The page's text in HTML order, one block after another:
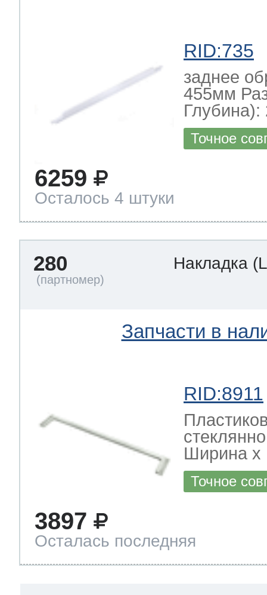
RID:735
заднее
455мм
Глубина):
Точное
6259
Осталось 4 штуки
280 Накладка
Запчасти в
RID:8911
Ширина х
Точное
3897
Осталась последняя